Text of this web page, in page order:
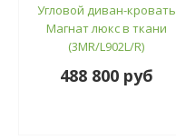
Угловой диван-кровать
Магнат люкс в ткани
(3МR/L902L/R)
488 800 руб